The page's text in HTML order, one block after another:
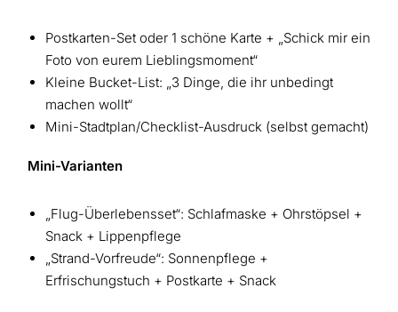
Postkarten-Set oder 1 schöne Karte + „Schick mir ein
Foto von eurem Lieblingsmoment“
Kleine Bucket-List: „3 Dinge, die ihr unbedingt
machen wollt“
Mini-Stadtplan/Checklist-Ausdruck (selbst gemacht)
Mini-Varianten
„Flug-Überlebensset“: Schlafmaske + Ohrstöpsel +
Snack + Lippenpflege
„Strand-Vorfreude“: Sonnenpflege +
Erfrischungstuch + Postkarte + Snack